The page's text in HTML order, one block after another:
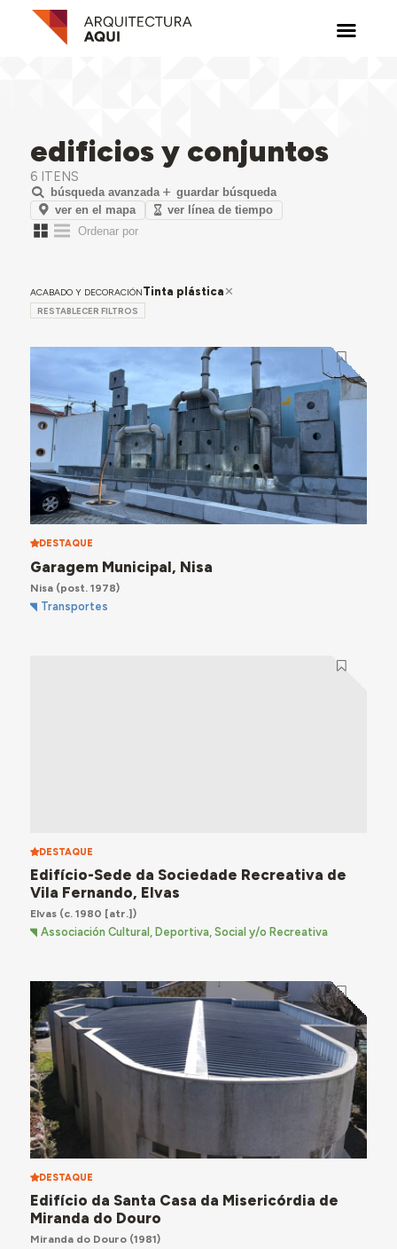
edificios y conjuntos
6 ITENS
búsqueda avanzada
guardar búsqueda
ver en el mapa
ver línea de tiempo
ACABADO Y DECORACIÓNTinta plástica
RESTABLECER FILTROS
DESTAQUE
Garagem Municipal, Nisa
Nisa(post. 1978)
Transportes
DESTAQUE
Edifício-Sede da Sociedade Recreativa de
Vila Fernando, Elvas
Elvas(c. 1980 [atr.])
Associación Cultural, Deportiva, Social y/o Recreativa
DESTAQUE
Edifício da Santa Casa da Misericórdia de
Miranda do Douro
Miranda do Douro(1981)